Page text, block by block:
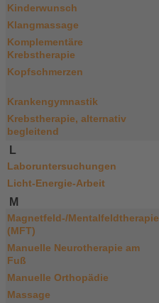
Kinderwunsch
Klangmassage
Komplementäre
Krebstherapie
Kopfschmerzen
Krankengymnastik
Krebstherapie, alternativ
begleitend
L
Laboruntersuchungen
Licht-Energie-Arbeit
M
Magnetfeld-/Mentalfeldtherapie
(MFT)
Manuelle Neurotherapie am
Fuß
Manuelle Orthopädie
Massage